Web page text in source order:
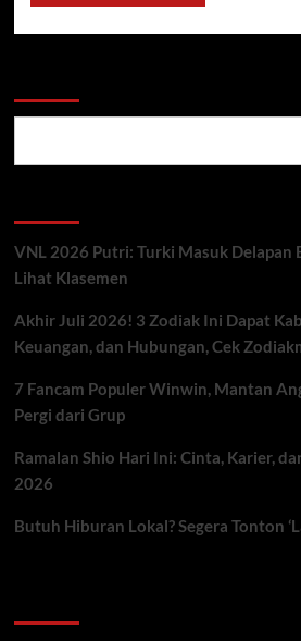
VNL 2026 Putri: Turki Masuk Delapan
Lihat Klasemen
Akhir Juli 2026! 3 Zodiak Ini Dapat
Keuangan, dan Hubungan, Cek
7 Fancam Populer Winwin, Mantan
Pergi dari Grup
Ramalan Shio Hari Ini: Cinta, Karier,
2026
Butuh Hiburan Lokal? Segera Tonton